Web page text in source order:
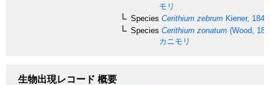
モリ
Species Cerithium zebrum Kiener, 1841
Species Cerithium zonatum (Wood,
カニモリ
生物出現レコード 概要